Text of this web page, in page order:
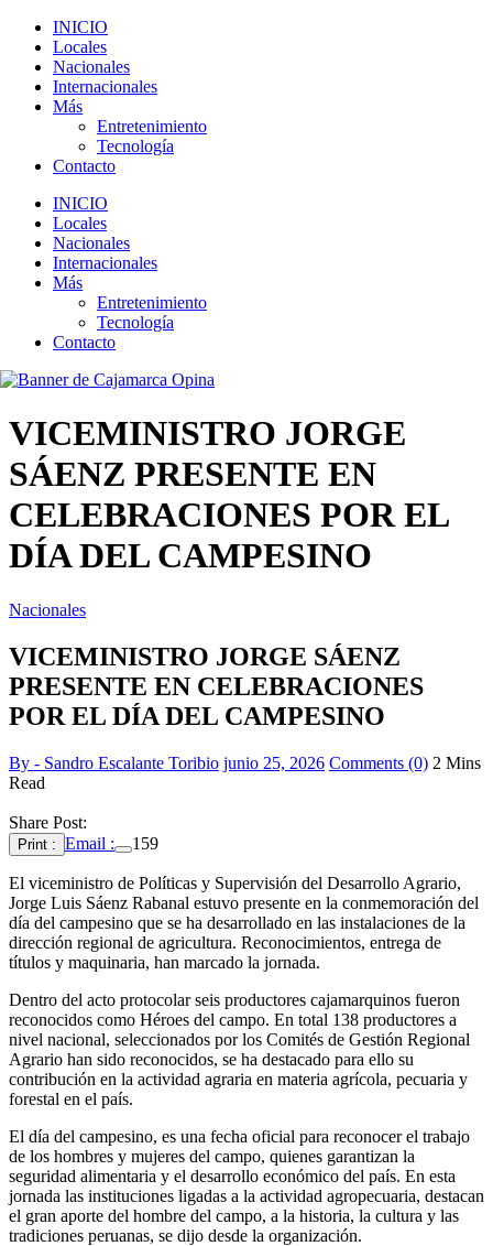
INICIO
Locales
Nacionales
Internacionales
Más
Entretenimiento
Tecnología
Contacto
INICIO
Locales
Nacionales
Internacionales
Más
Entretenimiento
Tecnología
Contacto
VICEMINISTRO JORGE
SÁENZ PRESENTE EN
CELEBRACIONES POR EL
DÍA DEL CAMPESINO
Nacionales
VICEMINISTRO JORGE SÁENZ
PRESENTE EN CELEBRACIONES
POR EL DÍA DEL CAMPESINO
By - Sandro Escalante Toribio junio 25, 2026 Comments (0) 2 Mins
Read
Share Post:
Print : Email : 159
El viceministro de Políticas y Supervisión del Desarrollo Agrario,
Jorge Luis Sáenz Rabanal estuvo presente en la conmemoración del
día del campesino que se ha desarrollado en las instalaciones de la
dirección regional de agricultura. Reconocimientos, entrega de
títulos y maquinaria, han marcado la jornada.
Dentro del acto protocolar seis productores cajamarquinos fueron
reconocidos como Héroes del campo. En total 138 productores a
nivel nacional, seleccionados por los Comités de Gestión Regional
Agrario han sido reconocidos, se ha destacado para ello su
contribución en la actividad agraria en materia agrícola, pecuaria y
forestal en el país.
El día del campesino, es una fecha oficial para reconocer el trabajo
de los hombres y mujeres del campo, quienes garantizan la
seguridad alimentaria y el desarrollo económico del país. En esta
jornada las instituciones ligadas a la actividad agropecuaria, destacan
el gran aporte del hombre del campo, a la historia, la cultura y las
tradiciones peruanas, se dijo desde la organización.